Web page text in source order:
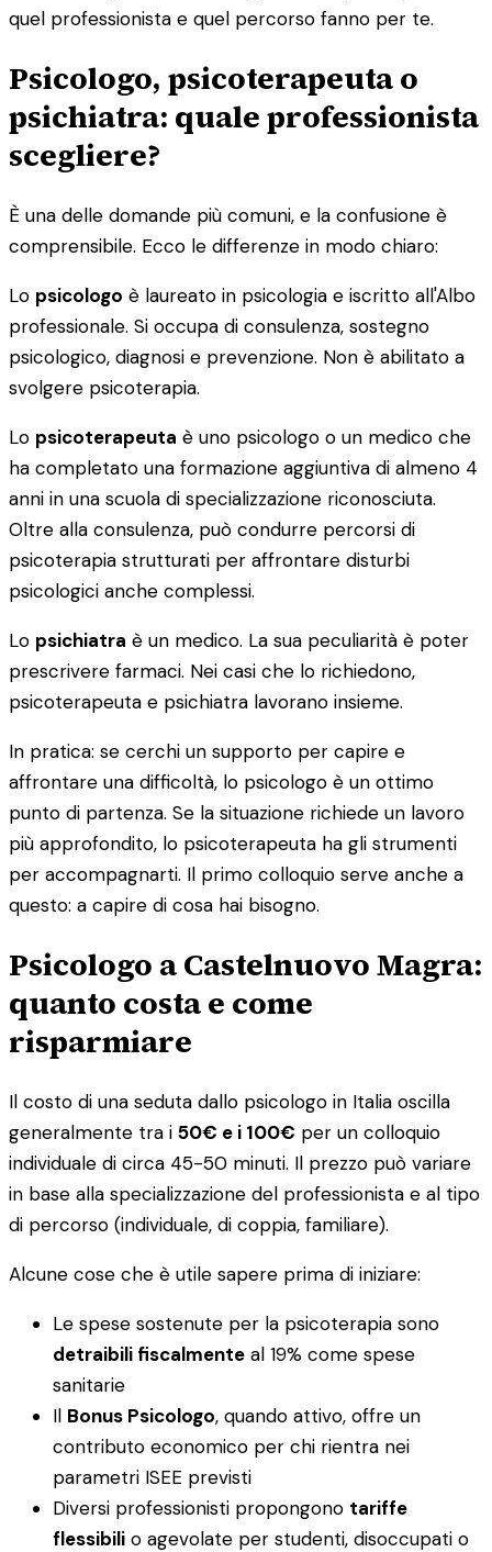
quel professionista e quel percorso fanno per te.
Psicologo, psicoterapeuta o
psichiatra: quale professionista
scegliere?
È una delle domande più comuni, e la confusione è
comprensibile. Ecco le differenze in modo chiaro:
Lo psicologo è laureato in psicologia e iscritto all'Albo
professionale. Si occupa di consulenza, sostegno
psicologico, diagnosi e prevenzione. Non è abilitato a
svolgere psicoterapia.
Lo psicoterapeuta è uno psicologo o un medico che
ha completato una formazione aggiuntiva di almeno 4
anni in una scuola di specializzazione riconosciuta.
Oltre alla consulenza, può condurre percorsi di
psicoterapia strutturati per affrontare disturbi
psicologici anche complessi.
Lo psichiatra è un medico. La sua peculiarità è poter
prescrivere farmaci. Nei casi che lo richiedono,
psicoterapeuta e psichiatra lavorano insieme.
In pratica: se cerchi un supporto per capire e
affrontare una difficoltà, lo psicologo è un ottimo
punto di partenza. Se la situazione richiede un lavoro
più approfondito, lo psicoterapeuta ha gli strumenti
per accompagnarti. Il primo colloquio serve anche a
questo: a capire di cosa hai bisogno.
Psicologo a Castelnuovo Magra:
quanto costa e come
risparmiare
Il costo di una seduta dallo psicologo in Italia oscilla
generalmente tra i 50€ e i 100€ per un colloquio
individuale di circa 45-50 minuti. Il prezzo può variare
in base alla specializzazione del professionista e al tipo
di percorso (individuale, di coppia, familiare).
Alcune cose che è utile sapere prima di iniziare:
Le spese sostenute per la psicoterapia sono
detraibili fiscalmente al 19% come spese
sanitarie
Il Bonus Psicologo, quando attivo, offre un
contributo economico per chi rientra nei
parametri ISEE previsti
Diversi professionisti propongono tariffe
flessibili o agevolate per studenti, disoccupati o